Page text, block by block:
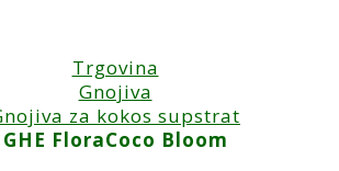
Trgovina
Gnojiva
za kokos supstrat
GHE FloraCoco Bloom